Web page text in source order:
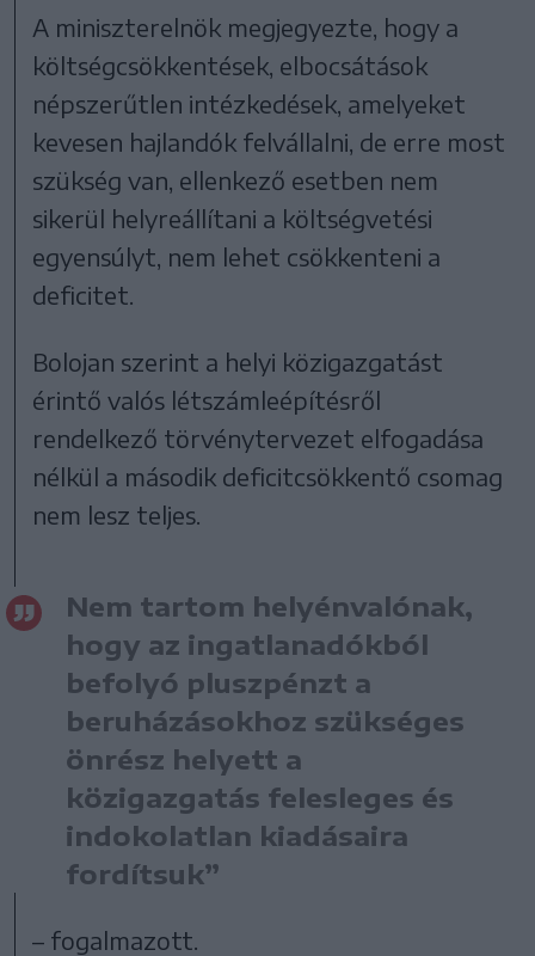
A miniszterelnök megjegyezte, hogy a
költségcsökkentések, elbocsátások
népszerűtlen intézkedések, amelyeket
kevesen hajlandók felvállalni, de erre most
szükség van, ellenkező esetben nem
sikerül helyreállítani a költségvetési
egyensúlyt, nem lehet csökkenteni a
deficitet.
Bolojan szerint a helyi közigazgatást
érintő valós létszámleépítésről
rendelkező törvénytervezet elfogadása
nélkül a második deficitcsökkentő csomag
nem lesz teljes.
Nem tartom helyénvalónak,
hogy az ingatlanadókból
befolyó pluszpénzt a
beruházásokhoz szükséges
önrész helyett a
közigazgatás felesleges és
indokolatlan kiadásaira
fordítsuk”
– fogalmazott.